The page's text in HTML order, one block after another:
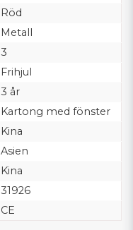
Röd
Metall
3
Frihjul
3 år
Kartong med fönster
Kina
Asien
Kina
31926
CE